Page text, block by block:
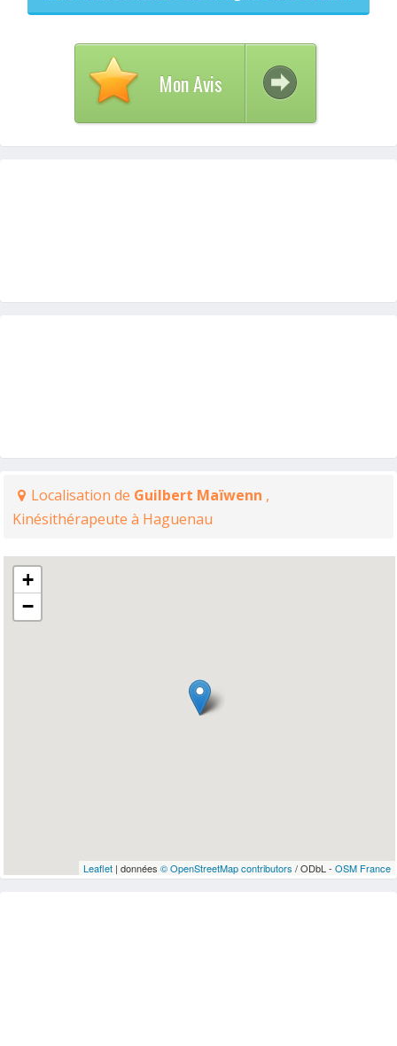
Mon Avis
Localisation de Guilbert Maïwenn ,
Kinésithérapeute à Haguenau
+
−
Leaflet| données © OpenStreetMap contributors / ODbL - OSM France